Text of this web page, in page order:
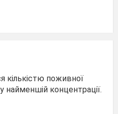
кількістю поживної
найменшій концентрації.